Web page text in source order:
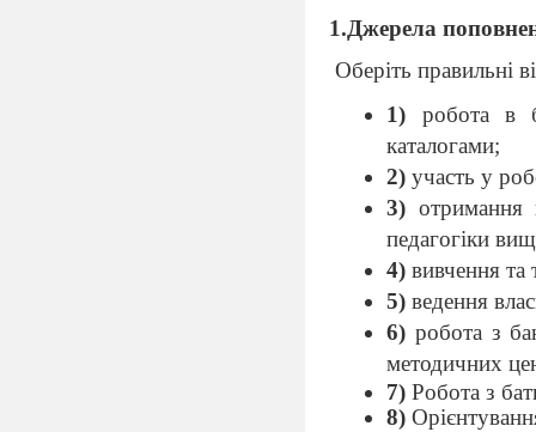
1.Джерела
Оберіть правильні
1) робота в
каталогами;
2)участь у
3) отримання
педагогіки
4)вивчення та
5)ведення
6) робота з
методичних
7)Робота з
8)